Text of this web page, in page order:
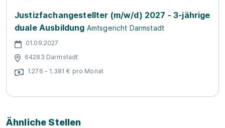
Justizfachangestellter (m/w/d) 2027 - 3-jährige
duale Ausbildung Amtsgericht Darmstadt
01.09.2027
64283 Darmstadt
1.276 - 1.381 € pro Monat
Ähnliche Stellen